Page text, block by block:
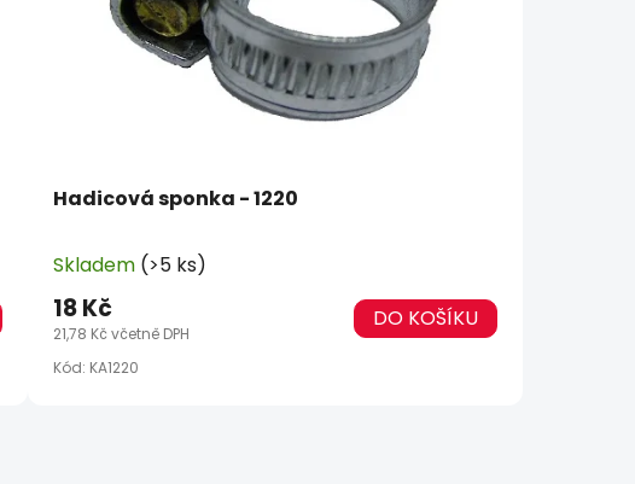
Hadicová sponka - 1220
Skladem (>5 ks)
21,78 Kč včetně DPH
18 Kč DO KOŠÍKU
Kód: KA1220